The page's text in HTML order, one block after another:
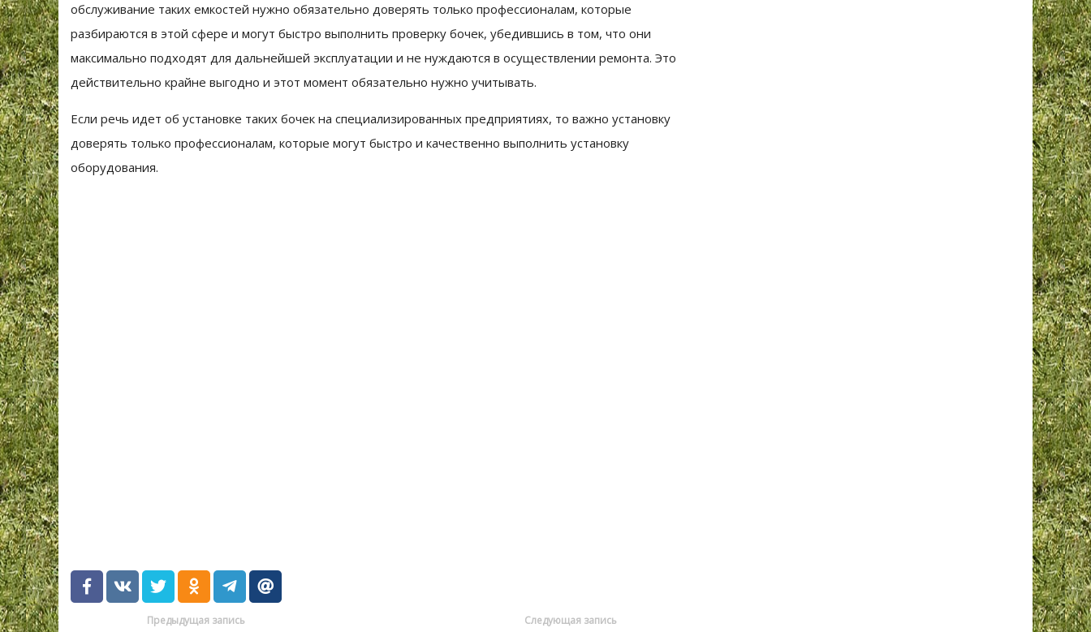
обслуживание таких емкостей нужно обязательно доверять только профессионалам, которые
разбираются в этой сфере и могут быстро выполнить проверку бочек, убедившись в том, что они
максимально подходят для дальнейшей эксплуатации и не нуждаются в осуществлении ремонта. Это
действительно крайне выгодно и этот момент обязательно нужно учитывать.
Если речь идет об установке таких бочек на специализированных предприятиях, то важно установку
доверять только профессионалам, которые могут быстро и качественно выполнить установку
оборудования.
Предыдущая запись Следующая запись